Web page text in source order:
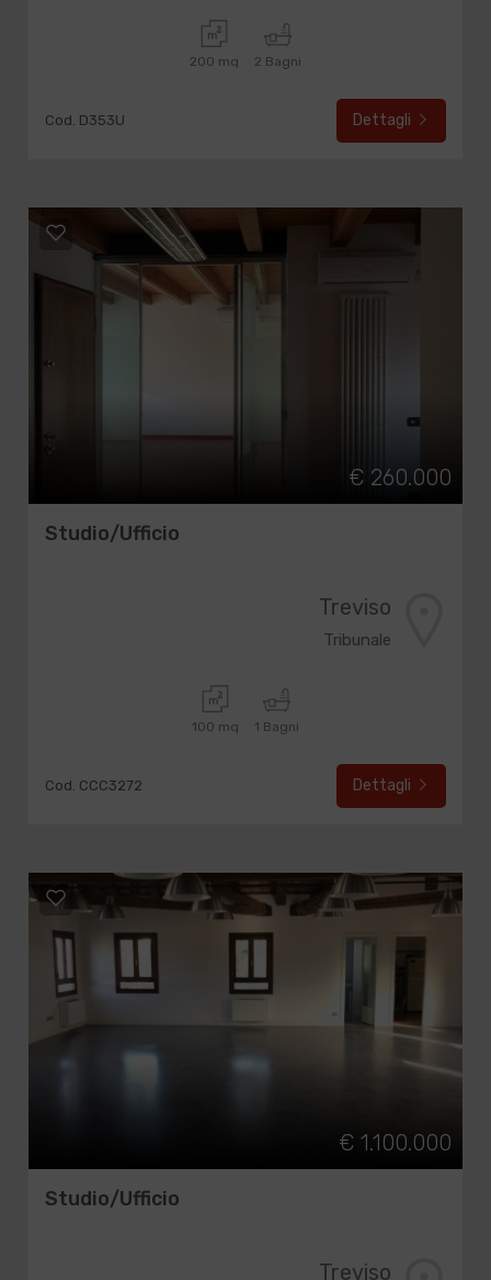
200 mq 2 Bagni
Cod. D353U Dettagli
€ 260.000
Studio/Ufficio
Treviso
Tribunale
100 mq 1 Bagni
Cod. CCC3272 Dettagli
€ 1.100.000
Studio/Ufficio
Treviso